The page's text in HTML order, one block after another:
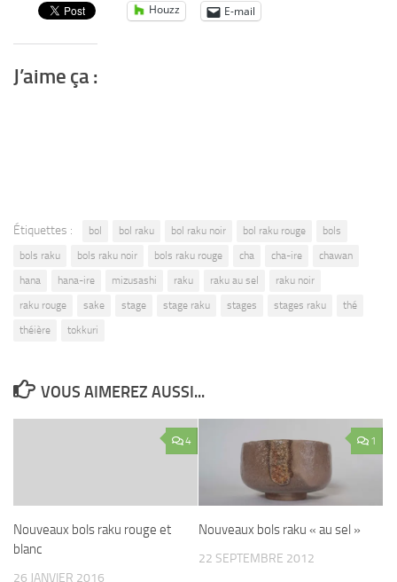
Houzz E-mail
J’aime ça :
Étiquettes : bol bol raku bol raku noir bol raku rouge
bols
bols raku
bols raku noir bols raku rouge cha cha-ire
chawan
hana
hana-ire mizusashi raku raku au sel
raku noir
raku rouge
sake stage stage raku stages stages raku
thé
théière
tokkuri
VOUS AIMEREZ AUSSI...
4
Nouveaux bols raku rouge et
blanc
26 JANVIER 2016
1
Nouveaux bols raku « au sel »
22 SEPTEMBRE 2012